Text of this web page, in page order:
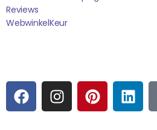
Reviews
WebwinkelKEur
F
A
C
I
N
S
P
I
N
L
I
N